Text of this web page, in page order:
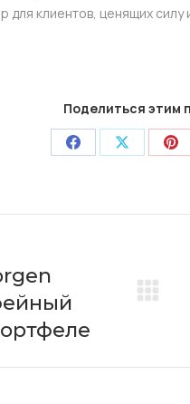
для клиентов, ценящих
Поделиться этим
Share Share